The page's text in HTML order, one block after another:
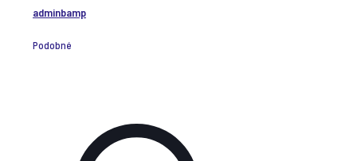
adminbamp
Podobné